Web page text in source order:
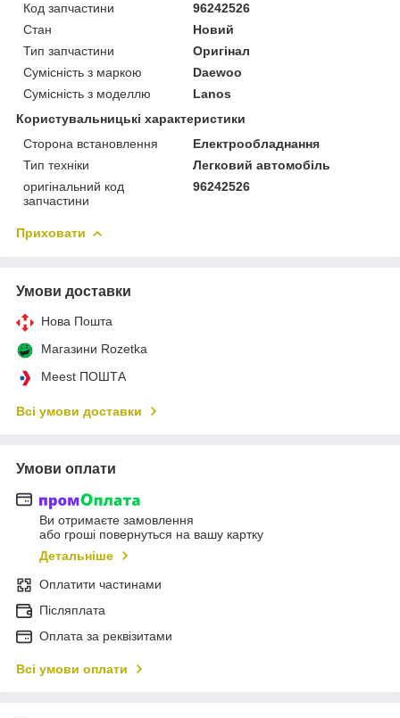
Код запчастини
96242526
Стан
Новий
Тип запчастини
Оригінал
Сумісність з маркою
Daewoo
Сумісність з моделлю
Lanos
Користувальницькі характеристики
Сторона встановлення
Електрообладнання
Тип техніки
Легковий автомобіль
оригінальний код
запчастини
96242526
Приховати
Умови доставки
Нова Пошта
Магазини Rozetka
Meest ПОШТА
Всі умови доставки
Умови оплати
Ви отримаєте замовлення
або гроші повернуться на вашу картку
Детальніше
Оплатити частинами
Післяплата
Оплата за реквізитами
Всі умови оплати